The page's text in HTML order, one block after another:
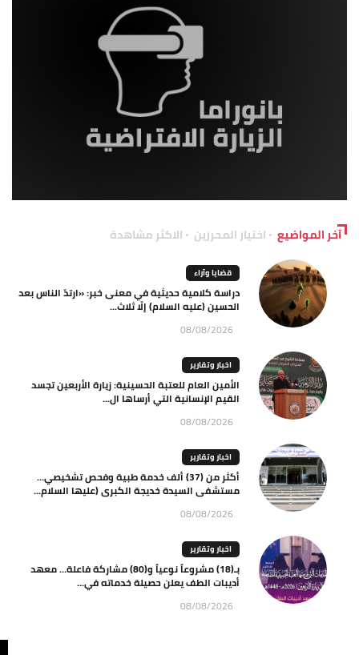
آخر المواضيع اختيار المحررين الاكثر مشاهدة
قضايا وآراء
دراسة كلامية حديثية في معنى خبر: «ارتدّ الناس بعد
الحسين (عليه السلام) إلّا ثلاث...
08/08/2026
اخبار وتقارير
الأمين العام للعتبة الحسينية: زيارة الأربعين تجسد
القيم الإنسانية التي أرساها ال...
08/08/2026
اخبار وتقارير
أكثر من (37) ألف خدمة طبية وفحص تشخيصي…
مستشفى السيدة خديجة الكبرى (عليها السلام...
08/08/2026
اخبار وتقارير
بـ(18) مشروعاً نوعياً و(80) مشاركة فاعلة… معهد
أديبات الطف يعلن حصيلة خدماته في...
08/08/2026